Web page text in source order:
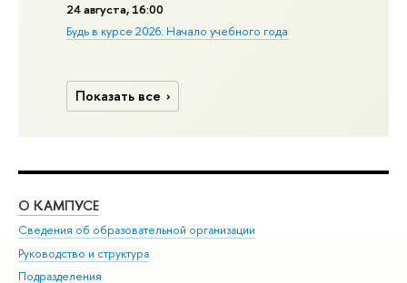
24 августа, 16:00
Будь в курсе 2026: Начало учебного года
Показать все
О КАМПУСЕ
Сведения об образовательной организации
Руководство и структура
Подразделения